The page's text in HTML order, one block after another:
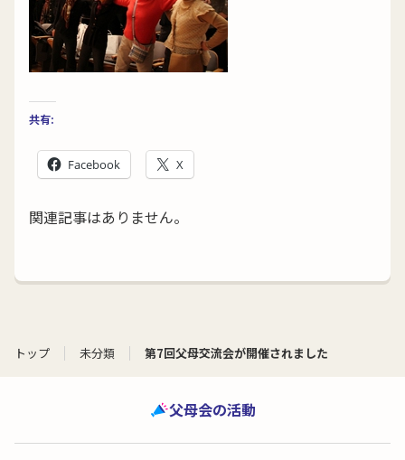
共有:
Facebook X
関連記事はありません。
トップ 未分類 第7回父母交流会が開催されました
父母会の活動